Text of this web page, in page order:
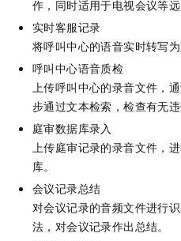
作，同时适用于电视会议等远
实时客服记录
将呼叫中心的语音实时转写
呼叫中心语音质检
上传呼叫中心的录音文件，
步通过文本检索，检查有无
庭审数据库录入
上传庭审记录的录音文件，
库。
会议记录总结
对会议记录的音频文件进行
法，对会议记录作出总结。